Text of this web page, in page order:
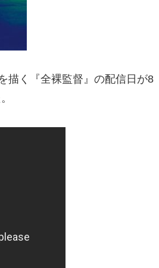
描く『全裸監督』の配信日が8